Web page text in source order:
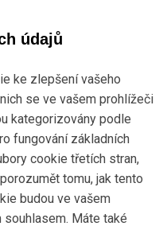
údajů
ke zlepšení vašeho
se ve vašem prohlížeči
kategorizovány podle
fungování základních
cookie třetích stran,
tomu, jak tento
budou ve vašem
Máte také